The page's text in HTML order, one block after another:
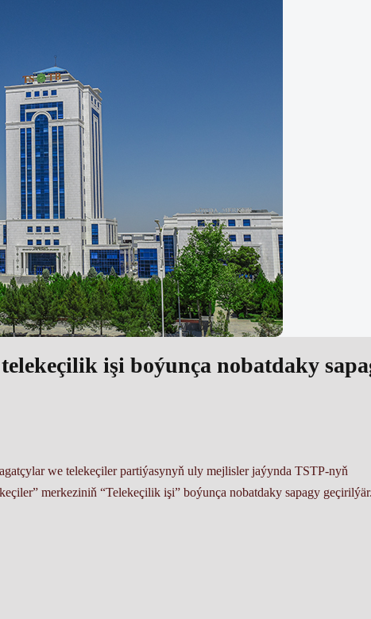
işi boýunça nobatdaky
we telekeçiler partiýasynyň uly mejlisler jaýynda TSTP-nyň
merkeziniň “Telekeçilik işi” boýunça nobatdaky sapagy geçirilýär.